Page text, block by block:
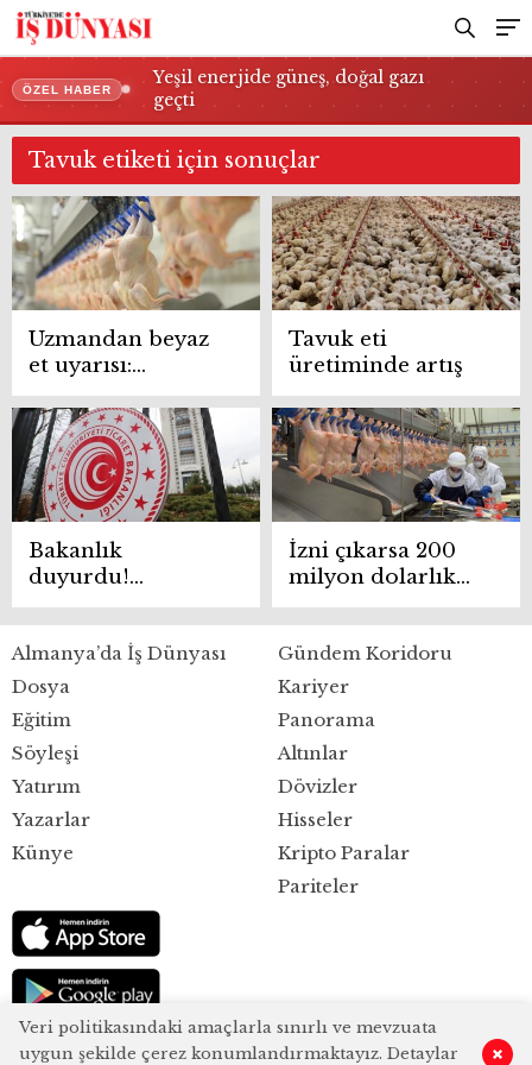
ÖZEL HABER
Yeşil enerjide güneş, doğal gazı
geçti
Tavuk etiketi için sonuçlar
Uzmandan beyaz
et uyarısı:
Denetimler
fırsatçılığı
azaltıyor ancak
tek başına yeterli
değil
Tavuk eti
üretiminde artış
Bakanlık
duyurdu!
Ramazan öncesi o
ürünün ihracatı
durduruldu
İzni çıkarsa 200
milyon dolarlık
döviz girişi
hedefleniyor
Almanya’da İş Dünyası
Dosya
Eğitim
Gündem Koridoru
Kariyer
Panorama
Söyleşi
Yatırım
Yazarlar
Künye
Altınlar
Dövizler
Hisseler
Kripto Paralar
Pariteler
Veri politikasındaki amaçlarla sınırlı ve mevzuata
uygun şekilde çerez konumlandırmaktayız. Detaylar